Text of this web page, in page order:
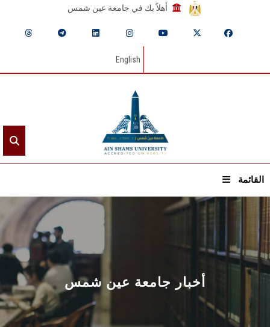
أهلاً بك في جامعة عين شمس
English
القائمة
الرئيسيـة
عن الجامعة
القطاعـات
الشئون الأكاديمية
أخبار جامعة عين شمس